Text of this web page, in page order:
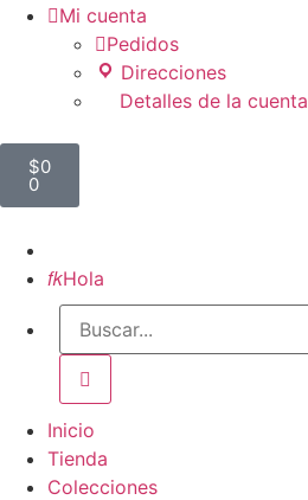
Mi cuenta
Pedidos
Direcciones
Detalles de la cuenta
$0
0
Hola
Inicio
Tienda
Colecciones